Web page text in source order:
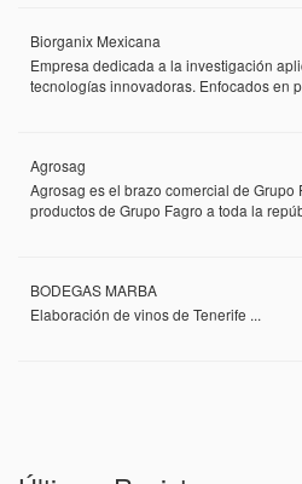
Biorganix Mexicana
Empresa dedicada a la investigación
tecnologías innovadoras. Enfocados en
Agrosag
Agrosag es el brazo comercial de Grupo
productos de Grupo Fagro a toda la
BODEGAS MARBA
Elaboración de vinos de Tenerife ...